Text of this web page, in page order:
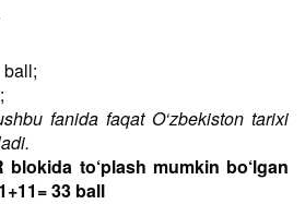
fanida faqat O‘zbekiston tarixi
blokida to‘plash mumkin bo‘lgan
33 ball